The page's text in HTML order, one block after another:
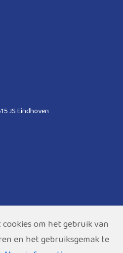
JS Eindhoven
om het gebruik van
en het gebruiksgemak te